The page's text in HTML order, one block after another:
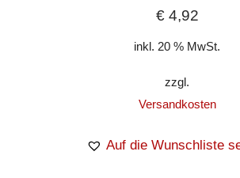
€4,92
inkl. 20 % MwSt.
zzgl.
Versandkosten
Auf die Wunschliste